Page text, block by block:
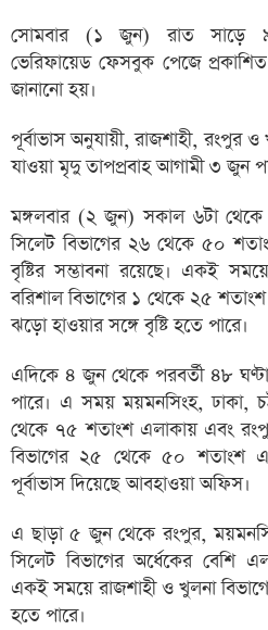
সোমবার (১ জুন) রাত সাড়ে
ভেরিফায়েড ফেসবুক পেজে
জানানো হয়।
পূর্বাভাস অনুযায়ী, রাজশাহী, রংপুর
যাওয়া মৃদু তাপপ্রবাহ আগামী ৩ জুন
মঙ্গলবার (২ জুন) সকাল ৬টা থেকে
সিলেট বিভাগের ২৬ থেকে ৫০
বৃষ্টির সম্ভাবনা রয়েছে। একই
বরিশাল বিভাগের ১ থেকে ২৫
ঝড়ো হাওয়ার সঙ্গে বৃষ্টি হতে পারে।
এদিকে ৪ জুন থেকে পরবর্তী ৪৮
পারে। এ সময় ময়মনসিংহ, ঢাকা,
থেকে ৭৫ শতাংশ এলাকায় এবং
বিভাগের ২৫ থেকে ৫০ শতাংশ
পূর্বাভাস দিয়েছে আবহাওয়া অফিস।
এ ছাড়া ৫ জুন থেকে রংপুর,
সিলেট বিভাগের অর্ধেকের বেশি
একই সময়ে রাজশাহী ও খুলনা
হতে পারে।